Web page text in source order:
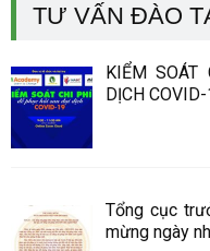
TƯ VẤN ĐÀO
KIỂM
DỊCH
Tổng cục
mừng ngày